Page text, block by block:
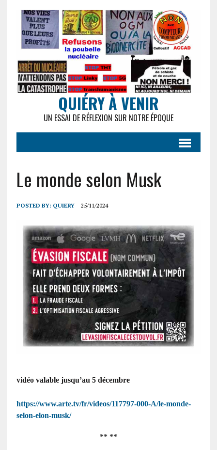
QUIÉRY À VENIR
UN ESSAI DE RÉFLEXION SUR NOTRE ÉPOQUE
Le monde selon Musk
POSTED BY: QUIERY 25/11/2024
vidéo valable jusqu’au 5 décembre
https://www.arte.tv/fr/videos/117797-000-A/le-monde-
selon-elon-musk/
** **